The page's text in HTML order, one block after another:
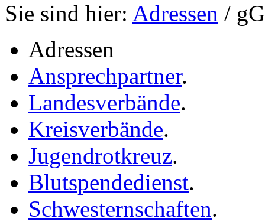
Sie sind hier: Adressen /
Adressen
Ansprechpartner.
Landesverbände.
Kreisverbände.
Jugendrotkreuz.
Blutspendedienst.
Schwesternschaften.